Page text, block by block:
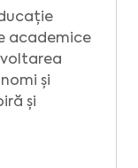
academice
și
și